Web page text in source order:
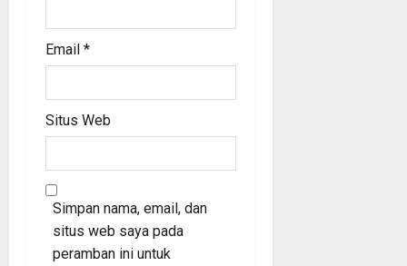
Email *
Situs Web
Simpan nama, email, dan
situs web saya pada
peramban ini untuk